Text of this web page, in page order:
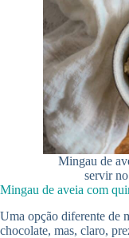
Mingau de
servir
Mingau de aveia com
Uma opção diferente de
chocolate, mas, claro,